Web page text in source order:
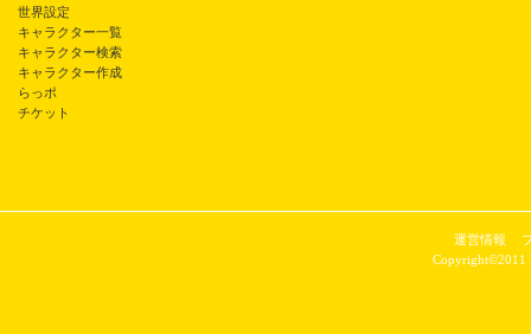
世界設定
キャラクター一覧
キャラクター検索
キャラクター作成
らっポ
チケット
運営情報
Copyright©2011